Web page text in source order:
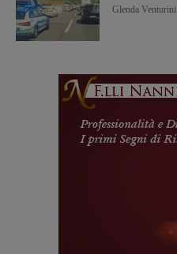
Glenda Venturini